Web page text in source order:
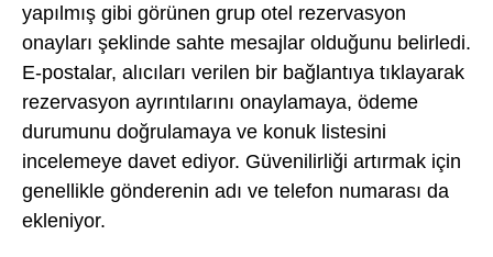
yapılmış gibi görünen grup otel rezervasyon
onayları şeklinde sahte mesajlar olduğunu belirledi.
E-postalar, alıcıları verilen bir bağlantıya tıklayarak
rezervasyon ayrıntılarını onaylamaya, ödeme
durumunu doğrulamaya ve konuk listesini
incelemeye davet ediyor. Güvenilirliği artırmak için
genellikle gönderenin adı ve telefon numarası da
ekleniyor.